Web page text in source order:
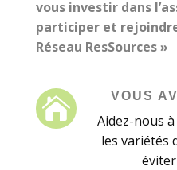
vous investir dans
participer et
Réseau ResSources »
 VOUS
Aidez-nous
les variétés